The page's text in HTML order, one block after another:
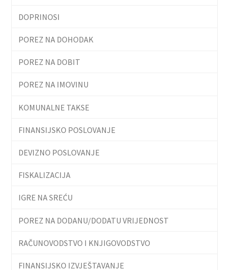
DOPRINOSI
POREZ NA DOHODAK
POREZ NA DOBIT
POREZ NA IMOVINU
KOMUNALNE TAKSE
FINANSIJSKO POSLOVANJE
DEVIZNO POSLOVANJE
FISKALIZACIJA
IGRE NA SREĆU
POREZ NA DODANU/DODATU VRIJEDNOST
RAČUNOVODSTVO I KNJIGOVODSTVO
FINANSIJSKO IZVJEŠTAVANJE